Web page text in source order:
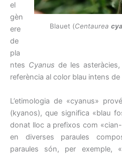
Blauet (Centaurea
el
gèn
ere
de
pla
ntes Cyanus de les
referència al color blau intens
L’etimologia de «cyanus»
(kyanos), que significa «blau
donat lloc a prefixos com
en diverses paraules
paraules són, per exemple,